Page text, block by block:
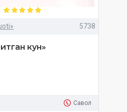
5738
кун»
Савол